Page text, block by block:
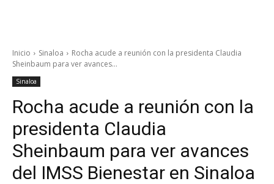
Inicio Sinaloa
Rocha acude a reunión con la presidenta Claudia
Sheinbaum para ver avances...
Sinaloa
Rocha acude a reunión con la
presidenta Claudia
Sheinbaum para ver avances
del IMSS Bienestar en Sinaloa